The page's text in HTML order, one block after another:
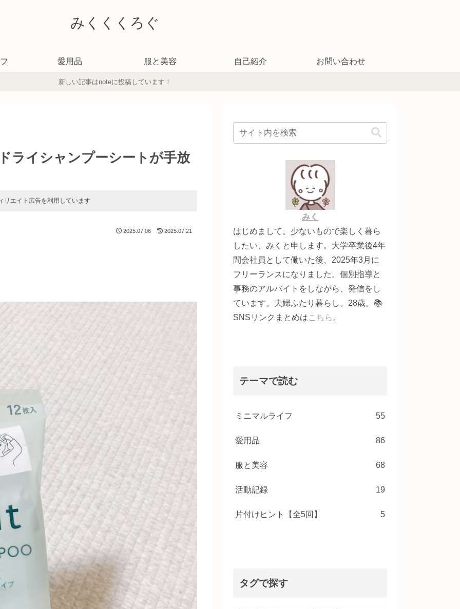
みくくくろぐ
愛用品 服と美容 自己紹介 お問い合わせ
新しい記事はnoteに投稿しています！
ライシャンプーシートが手放
リエイト広告を利用しています
2025.07.06 2025.07.21
みく
はじめまして。少ないもので楽しく暮ら
したい、みくと申します。大学卒業後4年
間会社員として働いた後、2025年3月に
フリーランスになりました。個別指導と
事務のアルバイトをしながら、発信をし
ています。夫婦ふたり暮らし。28歳。📚
SNSリンクまとめはこちら 。
テーマで読む
ミニマルライフ 55
愛用品 86
服と美容 68
活動記録 19
片付けヒント【全5回】 5
タグで探す